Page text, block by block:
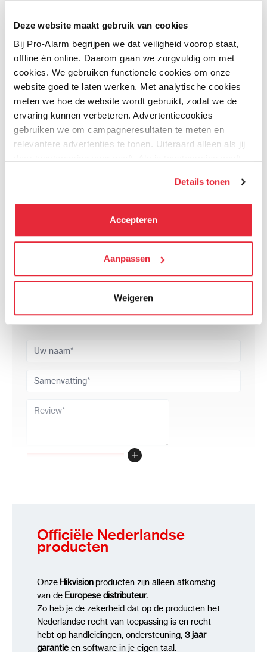
Deze website maakt gebruik van cookies
Bij Pro-Alarm begrijpen we dat veiligheid voorop staat,
offline én online. Daarom gaan we zorgvuldig om met
cookies. We gebruiken functionele cookies om onze
website goed te laten werken. Met analytische cookies
meten we hoe de website wordt gebruikt, zodat we de
ervaring kunnen verbeteren. Advertentiecookies
gebruiken we om campagneresultaten te meten en
relevantere advertenties te tonen. Uiteraard alleen als jij
kunnen deze gegevens combineren met informatie die zij
kunt alle cookies accepteren, alleen noodzakelijke
We werken samen met21 derden
die uw gegevens
kunnen ontvangen en verwerken.
Details tonen
Accepteren
Aanpassen
Weigeren
Kleur Hikvision Wit
Incl. bevestigingsmateriaal zoals bouten
Voldoende ruimte om kabels kwijt te kunnen
Bestanden
Geen downloads beschikbaar voor dit product.
Schrijf uw eigen review
U plaatst een review over:DS-1273ZJ-140-DM45 - Muurbeugel
Uw waardering:
Kwaliteit
Uw naam
Samenvatting
Review
Officiële Nederlandse
producten
Onze Hikvisionproducten zijn alleen afkomstig
van de Europese distributeur.
Zo heb je de zekerheid dat op de producten het
Nederlandse recht van toepassing is en recht
hebt op handleidingen, ondersteuning, 3 jaar
garantieen software in je eigen taal.